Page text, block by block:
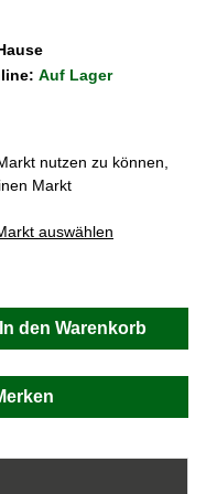
Auf Lager
nutzen zu können,
Markt
auswählen
In den Warenkorb